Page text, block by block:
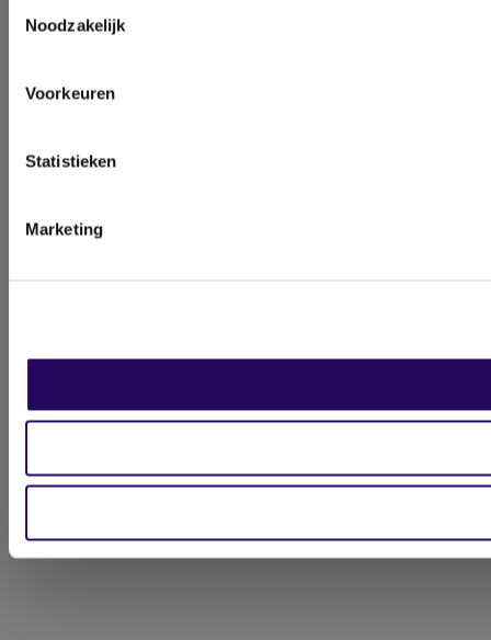
Noodzakelijk
Voorkeuren
Statistieken
Marketing